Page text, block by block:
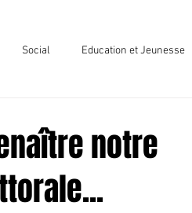
Social Education et Jeunesse
notre